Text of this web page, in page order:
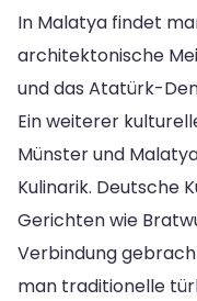
In Malatya findet
architektonische
und das Atatürk-
Ein weiterer
Münster und
Kulinarik. Deutsche
Gerichten wie
Verbindung
man traditionelle